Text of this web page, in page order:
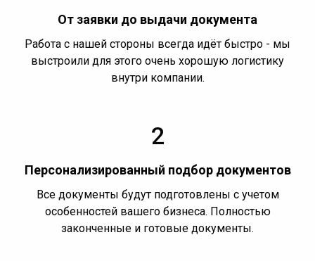
От заявки до выдачи документа
Работа с нашей стороны всегда идёт быстро - мы
выстроили для этого очень хорошую логистику
внутри компании.
2
Персонализированный подбор документов
Все документы будут подготовлены с учетом
особенностей вашего бизнеса. Полностью
законченные и готовые документы.